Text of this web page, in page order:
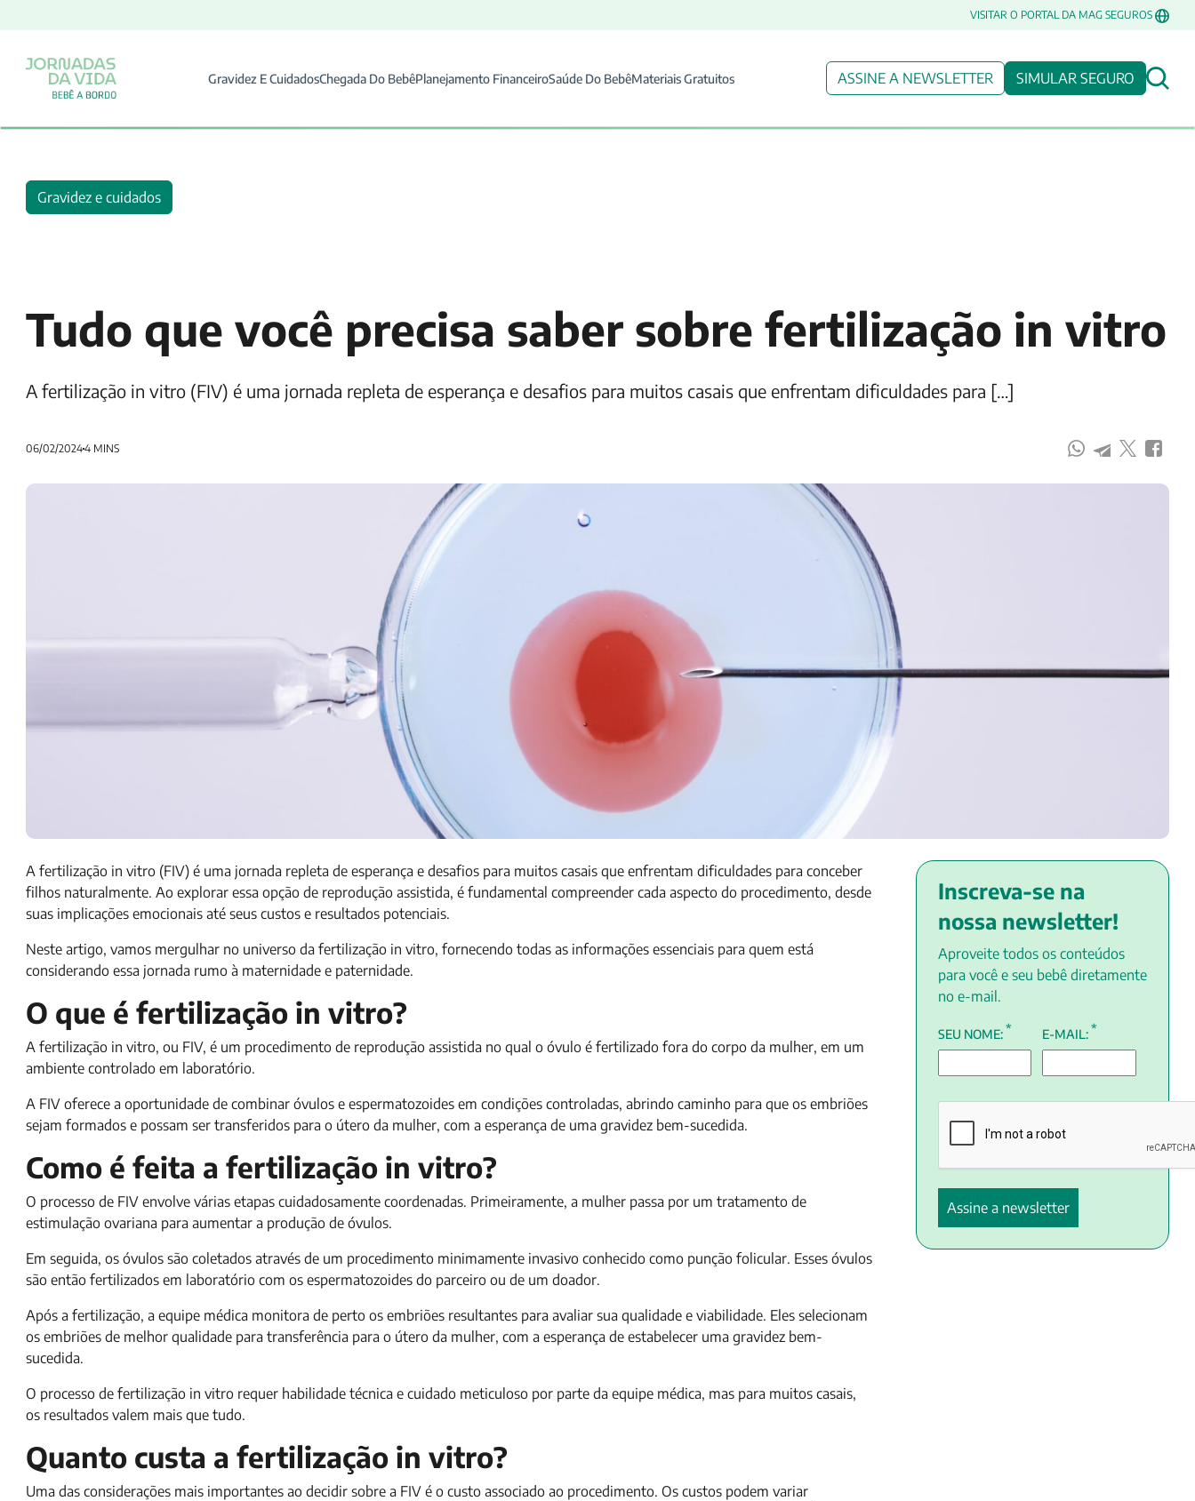
VISITAR O PORTAL DA MAG SEGUROS
Gravidez E CuidadosChegada Do BebêPlanejamento FinanceiroSaúde Do BebêMateriais Gratuitos ASSINE A NEWSLETTER SIMULAR SEGURO
Gravidez e cuidados
Tudo que você precisa saber sobre fertilização in vitro
A fertilização in vitro (FIV) é uma jornada repleta de esperança e desafios para muitos casais que enfrentam dificuldades para […]
06/02/20244 MINS
A fertilização in vitro (FIV) é uma jornada repleta de esperança e desafios para muitos casais que enfrentam dificuldades para conceber
filhos naturalmente. Ao explorar essa opção de reprodução assistida, é fundamental compreender cada aspecto do procedimento, desde
suas implicações emocionais até seus custos e resultados potenciais.
Neste artigo, vamos mergulhar no universo da fertilização in vitro, fornecendo todas as informações essenciais para quem está
considerando essa jornada rumo à maternidade e paternidade.
O que é fertilização in vitro?
A fertilização in vitro, ou FIV, é um procedimento de reprodução assistida no qual o óvulo é fertilizado fora do corpo da mulher, em um
ambiente controlado em laboratório.
A FIV oferece a oportunidade de combinar óvulos e espermatozoides em condições controladas, abrindo caminho para que os embriões
sejam formados e possam ser transferidos para o útero da mulher, com a esperança de uma gravidez bem-sucedida.
Como é feita a fertilização in vitro?
O processo de FIV envolve várias etapas cuidadosamente coordenadas. Primeiramente, a mulher passa por um tratamento de
estimulação ovariana para aumentar a produção de óvulos.
Em seguida, os óvulos são coletados através de um procedimento minimamente invasivo conhecido como punção folicular. Esses óvulos
são então fertilizados em laboratório com os espermatozoides do parceiro ou de um doador.
Após a fertilização, a equipe médica monitora de perto os embriões resultantes para avaliar sua qualidade e viabilidade. Eles selecionam
os embriões de melhor qualidade para transferência para o útero da mulher, com a esperança de estabelecer uma gravidez bem-
sucedida.
O processo de fertilização in vitro requer habilidade técnica e cuidado meticuloso por parte da equipe médica, mas para muitos casais,
os resultados valem mais que tudo.
Quanto custa a fertilização in vitro?
Uma das considerações mais importantes ao decidir sobre a FIV é o custo associado ao procedimento. Os custos podem variar
Inscreva-se na
nossa newsletter!
Aproveite todos os conteúdos
para você e seu bebê diretamente
no e-mail.
SEU NOME:* E-MAIL:*